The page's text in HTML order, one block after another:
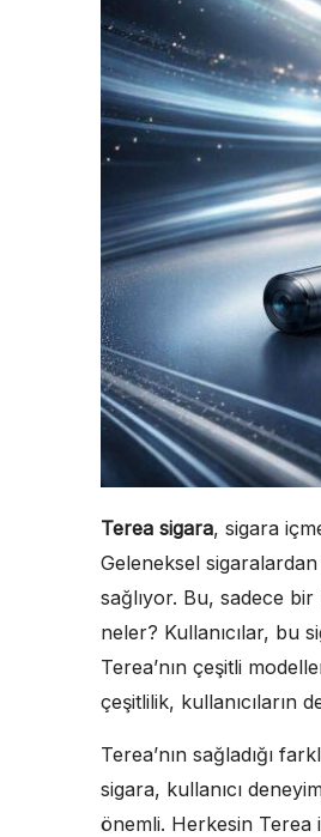
Terea sigara, sigara
Geleneksel
sağlıyor. Bu, sadece
neler? Kullanıcılar, bu
Terea’nın çeşitli
çeşitlilik, kullanıcıların
Terea’nın sağladığı
sigara, kullanıcı
önemli. Herkesin Terea